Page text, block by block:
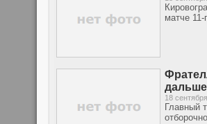
матче
дальше
18
Главный